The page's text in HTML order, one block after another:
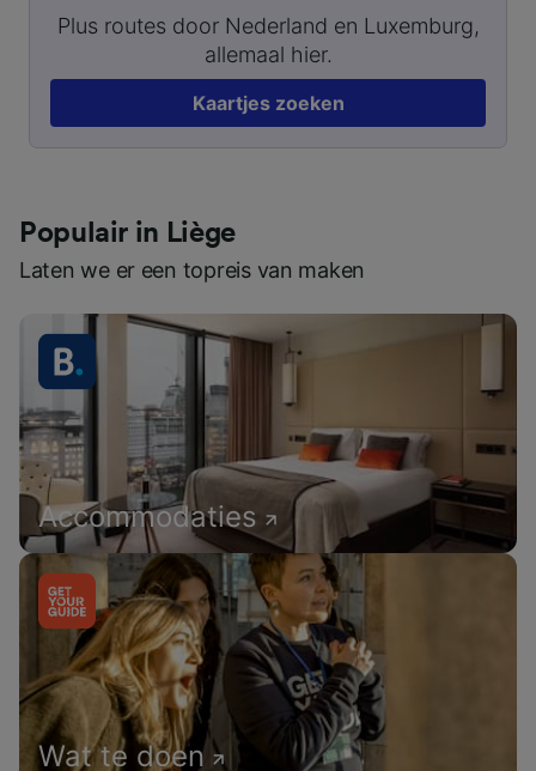
Plus routes door Nederland en Luxemburg,
allemaal hier.
Kaartjes zoeken
Populair in Liège
Laten we er een topreis van maken
Accommodaties
Wat te doen